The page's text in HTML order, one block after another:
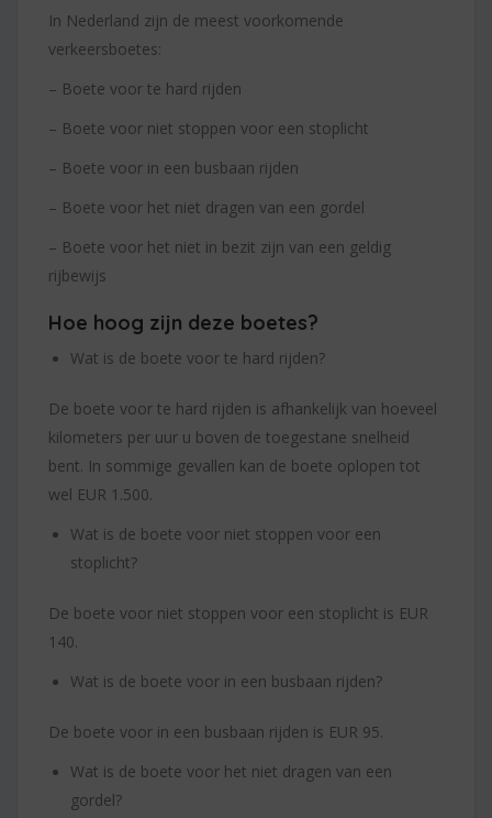
In Nederland zijn de meest voorkomende
verkeersboetes:
– Boete voor te hard rijden
– Boete voor niet stoppen voor een stoplicht
– Boete voor in een busbaan rijden
– Boete voor het niet dragen van een gordel
– Boete voor het niet in bezit zijn van een geldig
rijbewijs
Hoe hoog zijn deze boetes?
Wat is de boete voor te hard rijden?
De boete voor te hard rijden is afhankelijk van hoeveel
kilometers per uur u boven de toegestane snelheid
bent. In sommige gevallen kan de boete oplopen tot
wel EUR 1.500.
Wat is de boete voor niet stoppen voor een
stoplicht?
De boete voor niet stoppen voor een stoplicht is EUR
140.
Wat is de boete voor in een busbaan rijden?
De boete voor in een busbaan rijden is EUR 95.
Wat is de boete voor het niet dragen van een
gordel?